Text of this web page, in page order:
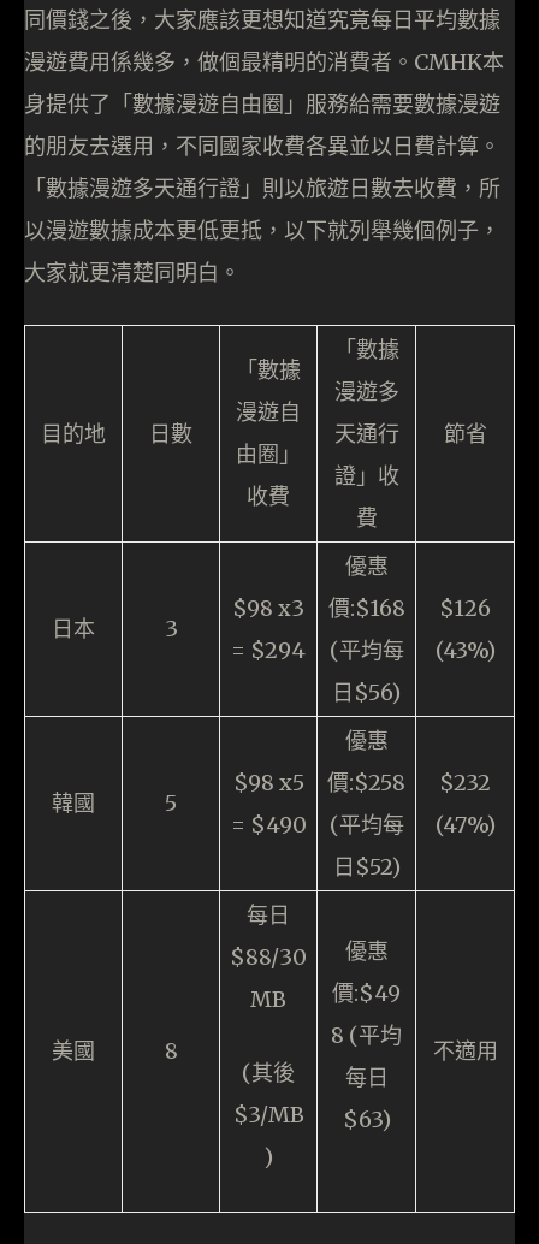
同價錢之後，大家應該更想知道究竟每日平均數據
漫遊費用係幾多，做個最精明的消費者。CMHK本
身提供了「數據漫遊自由圈」服務給需要數據漫遊
的朋友去選用，不同國家收費各異並以日費計算。
「數據漫遊多天通行證」則以旅遊日數去收費，所
以漫遊數據成本更低更抵，以下就列舉幾個例子，
大家就更清楚同明白。
目的地 日數
「數據
漫遊自
由圈」
收費
「數據
漫遊多
天通行
證」收
費
節省
日本 3
$98 x3
= $294
優惠
價:$168
(平均每
日$56)
$126
(43%)
韓國 5
$98 x5
= $490
優惠
價:$258
(平均每
日$52)
$232
(47%)
美國 8
每日
$88/30
MB
(其後
$3/MB
)
優惠
價:$49
8 (平均
每日
$63)
不適用